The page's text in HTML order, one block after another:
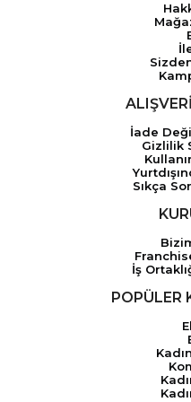
İade
Gizlilik
Sıkça
İş
POPÜLER